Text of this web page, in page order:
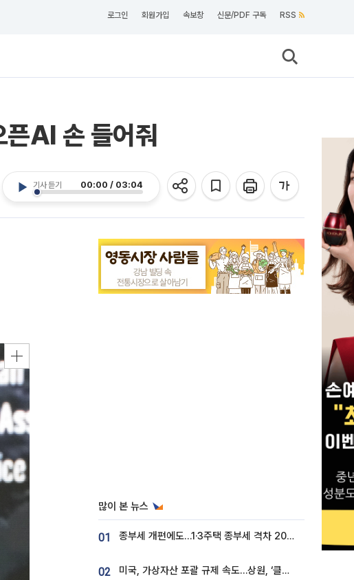
로그인 회원가입 속보창 신문/PDF 구독 RSS
AI 손 들어줘
기사 듣기 00:00 / 03:04
많이 본 뉴스
01 종부세 개편에도…1·3주택 종부세 격차 2028년부터 확대
02 미국, 가상자산 포괄 규제 속도…상원, ‘클래리티법’ 9월 절차투표 추진